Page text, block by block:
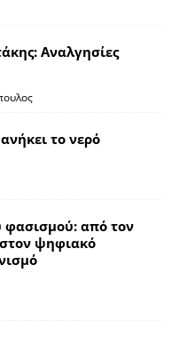
Αναλγησίες
το νερό
φασισμού: από τον
ψηφιακό